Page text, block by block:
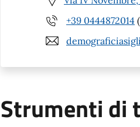
+39 0444872014
Strumenti di